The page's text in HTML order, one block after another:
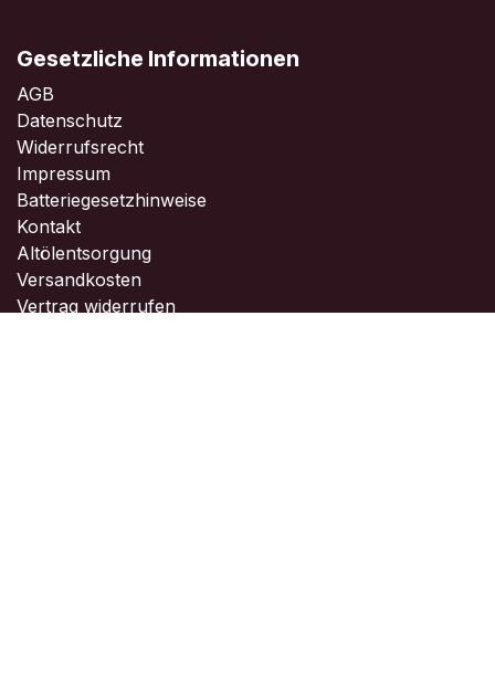
Gesetzliche Informationen
AGB
Datenschutz
Widerrufsrecht
Impressum
Batteriegesetzhinweise
Kontakt
Altölentsorgung
Versandkosten
Vertrag widerrufen